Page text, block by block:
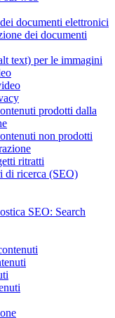
documenti elettronici
dei documenti
text) per le immagini
prodotti dalla
non prodotti
ritratti
di ricerca (SEO)
SEO: Search